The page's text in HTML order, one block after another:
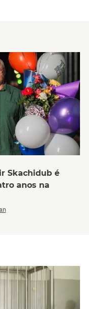
Skachidub é
anos na